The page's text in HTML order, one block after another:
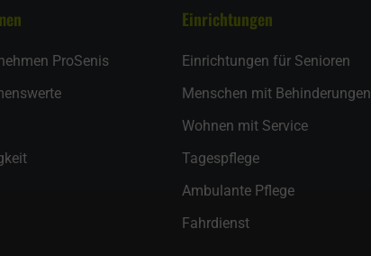
ProSenis
Einrichtungen
Einrichtungen für Senioren
Menschen mit Behinderungen
Wohnen mit Service
Tagespflege
Ambulante Pflege
Fahrdienst